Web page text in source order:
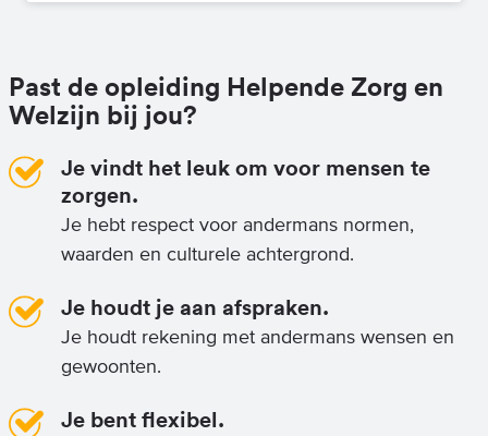
Past de opleiding Helpende Zorg en
Welzijn bij jou?
Je vindt het leuk om voor mensen te
zorgen.
Je hebt respect voor andermans normen,
waarden en culturele achtergrond.
Je houdt je aan afspraken.
Je houdt rekening met andermans wensen en
gewoonten.
Je bent flexibel.